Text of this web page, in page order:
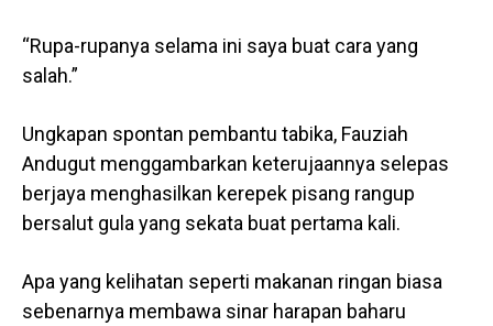
“Rupa-rupanya selama ini saya buat cara yang
salah.”
Ungkapan spontan pembantu tabika, Fauziah
Andugut menggambarkan keterujaannya selepas
berjaya menghasilkan kerepek pisang rangup
bersalut gula yang sekata buat pertama kali.
Apa yang kelihatan seperti makanan ringan biasa
sebenarnya membawa sinar harapan baharu